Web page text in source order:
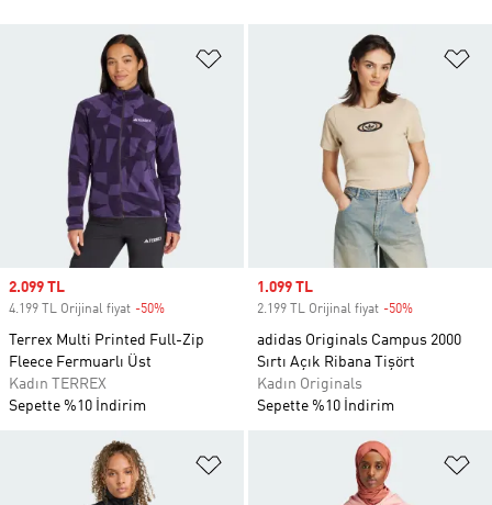
Favori Listesine Ekle
Sale price
2.099 TL
4.199 TL Orijinal fiyat -50%
Terrex Multi Printed Full-Zip
Fleece Fermuarlı Üst
Kadın TERREX
Sepette %10 İndirim
Sale price
1.099 TL
2.199 TL Orijinal fiyat -50%
adidas Originals Campus 2000
Sırtı Açık Ribana Tişört
Kadın Originals
Sepette %10 İndirim
Favori Listesine Ekle